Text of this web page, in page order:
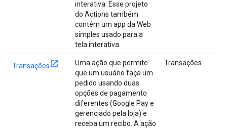
interativa. Esse projeto
do Actions também
contém um app da Web
simples usado para a
tela interativa.
Transações
Uma ação que permite
que um usuário faça um
pedido usando duas
opções de pagamento
diferentes (Google Pay e
gerenciado pela loja) e
receba um recibo. A ação
Transações